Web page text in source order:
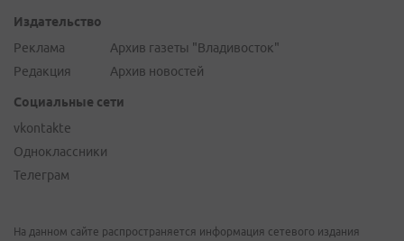
Издательство
Реклама
Редакция
Архив газеты "Владивосток"
Архив новостей
Социальные сети
vkontakte
Одноклассники
Телеграм
На данном сайте распространяется информация сетевого издания